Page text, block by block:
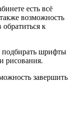
есть всё
возможность
к
подбирать шрифты
рисования.
завершить